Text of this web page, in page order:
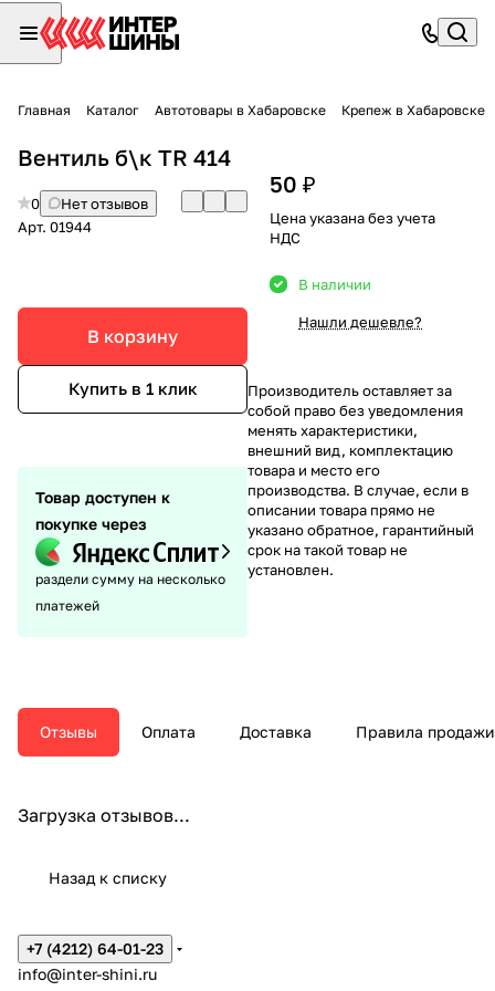
Главная Каталог Автотовары в Хабаровске Крепеж в Хабаровске
Вентиль б\к TR 414
0
Нет отзывов
Арт. 01944
В корзину
Купить в 1 клик
Товар доступен к
покупке через
раздели сумму на несколько
платежей
50 ₽
Цена указана без учета
НДС
В наличии
Нашли дешевле?
Производитель оставляет за
собой право без уведомления
менять характеристики,
внешний вид, комплектацию
товара и место его
производства. В случае, если в
описании товара прямо не
указано обратное, гарантийный
срок на такой товар не
установлен.
Отзывы Оплата Доставка Правила продажи
Загрузка отзывов...
Назад к списку
+7 (4212) 64-01-23
info@inter-shini.ru